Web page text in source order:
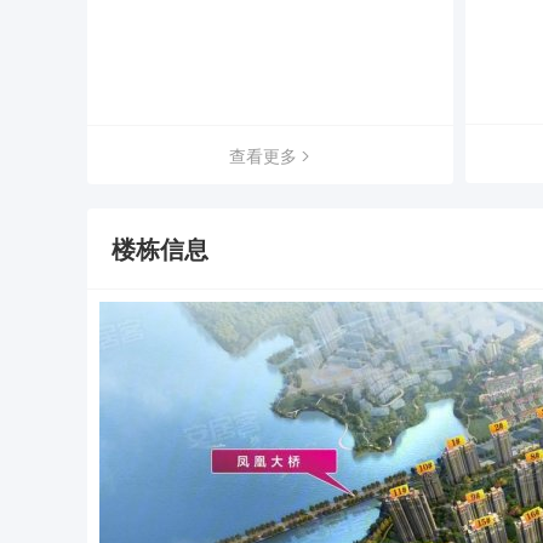
查看更多
楼栋信息